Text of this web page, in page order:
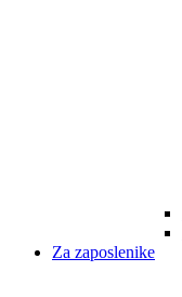
Za zaposlenike